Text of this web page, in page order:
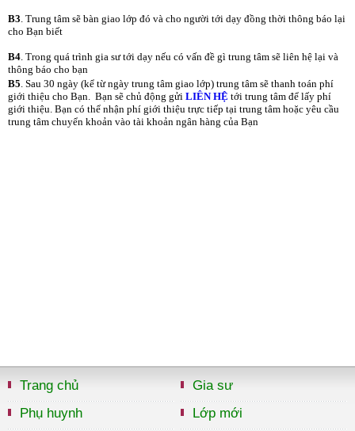
B3. Trung tâm sẽ bàn giao lớp đó và cho người tới dạy đồng thời thông báo lại
cho Bạn biết
B4. Trong quá trình gia sư tới dạy nếu có vấn đề gì trung tâm sẽ liên hệ lại và
thông báo cho bạn
B5. Sau 30 ngày (kể từ ngày trung tâm giao lớp) trung tâm sẽ thanh toán phí
giới thiệu cho Bạn. Bạn sẽ chủ động gửi LIÊN HỆ tới trung tâm để lấy phí
giới thiệu. Bạn có thể nhận phí giới thiệu trực tiếp tại trung tâm hoặc yêu cầu
trung tâm chuyển khoản vào tài khoản ngân hàng của Bạn
Trang chủ
Phụ huynh
Gia sư
Lớp mới